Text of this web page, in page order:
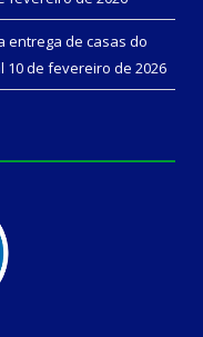
entrega de casas do
10 de fevereiro de 2026